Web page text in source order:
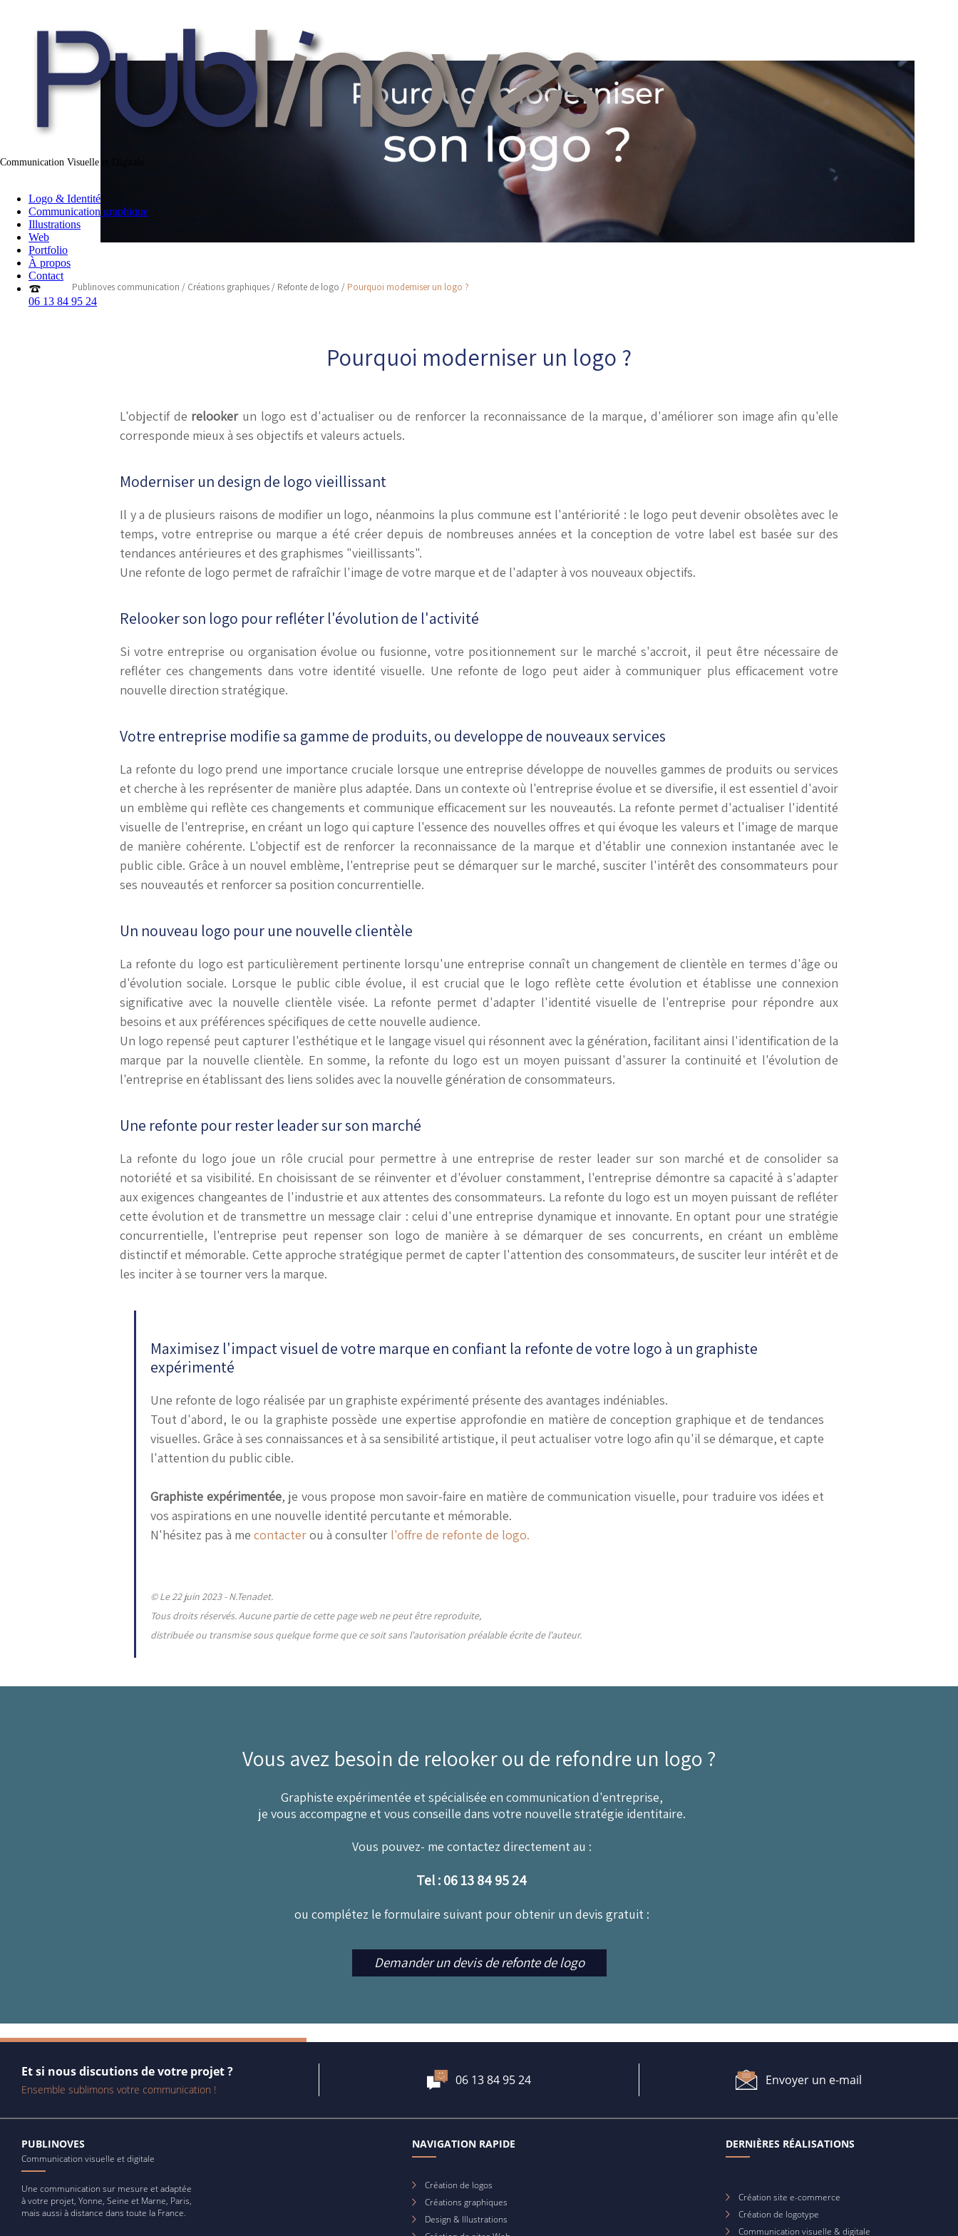
Communication Visuelle et Digitale
Logo & Identité
Communication graphique
Illustrations
Web
Portfolio
À propos
Contact
06 13 84 95 24
Publinoves communication / Créations graphiques/ Refonte de logo / Pourquoi moderniser un logo ?
Pourquoi moderniser un logo ?
L'objectif de relookerun logo est d'actualiser ou de renforcer la reconnaissance de la marque, d'améliorer son image afin qu'elle
corresponde mieux à ses objectifs et valeurs actuels.
Moderniser un design de logo vieillissant
Il y a de plusieurs raisons de modifier un logo, néanmoins la plus commune est l'antériorité : le logo peut devenir obsolètes avec le
temps, votre entreprise ou marque a été créer depuis de nombreuses années et la conception de votre label est basée sur des
tendances antérieures et des graphismes "vieillissants".
Une refonte de logo permet de rafraîchir l'image de votre marque et de l'adapter à vos nouveaux objectifs.
Relooker son logo pour refléter l'évolution de l'activité
Si votre entreprise ou organisation évolue ou fusionne, votre positionnement sur le marché s'accroit, il peut être nécessaire de
refléter ces changements dans votre identité visuelle. Une refonte de logo peut aider à communiquer plus efficacement votre
nouvelle direction stratégique.
Votre entreprise modifie sa gamme de produits, ou developpe de nouveaux services
La refonte du logo prend une importance cruciale lorsque une entreprise développe de nouvelles gammes de produits ou services
et cherche à les représenter de manière plus adaptée. Dans un contexte où l'entreprise évolue et se diversifie, il est essentiel d'avoir
un emblème qui reflète ces changements et communique efficacement sur les nouveautés. La refonte permet d'actualiser l'identité
visuelle de l'entreprise, en créant un logo qui capture l'essence des nouvelles offres et qui évoque les valeurs et l'image de marque
de manière cohérente. L'objectif est de renforcer la reconnaissance de la marque et d'établir une connexion instantanée avec le
public cible. Grâce à un nouvel emblème, l'entreprise peut se démarquer sur le marché, susciter l'intérêt des consommateurs pour
ses nouveautés et renforcer sa position concurrentielle.
Un nouveau logo pour une nouvelle clientèle
La refonte du logo est particulièrement pertinente lorsqu'une entreprise connaît un changement de clientèle en termes d'âge ou
d'évolution sociale. Lorsque le public cible évolue, il est crucial que le logo reflète cette évolution et établisse une connexion
significative avec la nouvelle clientèle visée. La refonte permet d'adapter l'identité visuelle de l'entreprise pour répondre aux
besoins et aux préférences spécifiques de cette nouvelle audience.
Un logo repensé peut capturer l'esthétique et le langage visuel qui résonnent avec la génération, facilitant ainsi l'identification de la
marque par la nouvelle clientèle. En somme, la refonte du logo est un moyen puissant d'assurer la continuité et l'évolution de
l'entreprise en établissant des liens solides avec la nouvelle génération de consommateurs.
Une refonte pour rester leader sur son marché
La refonte du logo joue un rôle crucial pour permettre à une entreprise de rester leader sur son marché et de consolider sa
notoriété et sa visibilité. En choisissant de se réinventer et d'évoluer constamment, l'entreprise démontre sa capacité à s'adapter
aux exigences changeantes de l'industrie et aux attentes des consommateurs. La refonte du logo est un moyen puissant de refléter
cette évolution et de transmettre un message clair : celui d'une entreprise dynamique et innovante. En optant pour une stratégie
concurrentielle, l'entreprise peut repenser son logo de manière à se démarquer de ses concurrents, en créant un emblème
distinctif et mémorable. Cette approche stratégique permet de capter l'attention des consommateurs, de susciter leur intérêt et de
les inciter à se tourner vers la marque.
Maximisez l'impact visuel de votre marque en confiant la refonte de votre logo à un graphiste
expérimenté
Une refonte de logo réalisée par un graphiste expérimenté présente des avantages indéniables.
Tout d'abord, le ou la graphiste possède une expertise approfondie en matière de conception graphique et de tendances
visuelles. Grâce à ses connaissances et à sa sensibilité artistique, il peut actualiser votre logo afin qu'il se démarque, et capte
l'attention du public cible.
Graphiste expérimentée, je vous propose mon savoir-faire en matière de communication visuelle, pour traduire vos idées et
vos aspirations en une nouvelle identité percutante et mémorable.
N'hésitez pas à me contacterou à consulter l'offre de refonte de logo.
© Le 22 juin 2023 - N.Tenadet.
Tous droits réservés. Aucune partie de cette page web ne peut être reproduite,
distribuée ou transmise sous quelque forme que ce soit sans l'autorisation préalable écrite de l'auteur.
Vous avez besoin de relooker ou de refondre un logo ?
Graphiste expérimentée et spécialisée en communication d'entreprise,
je vous accompagne et vous conseille dans votre nouvelle stratégie identitaire.
Vous pouvez- me contactez directement au :
Tel : 06 13 84 95 24
ou complétez le formulaire suivant pour obtenir un devis gratuit :
Demander un devis de refonte de logo
Et si nous discutions de votre projet ?
Ensemble sublimons votre communication !
06 13 84 95 24 Envoyer un e-mail
PUBLINOVES
Communication visuelle et digitale
Une communication sur mesure et adaptée
à votre projet, Yonne, Seine et Marne, Paris,
mais aussi à distance dans toute la France.
NAVIGATION RAPIDE
Création de logos
Créations graphiques
Design & Illustrations
DERNIÈRES RÉALISATIONS
Création site e-commerce
Création de logotype
Communication visuelle & digitale